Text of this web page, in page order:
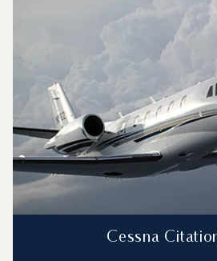
Vitesse
Cessna